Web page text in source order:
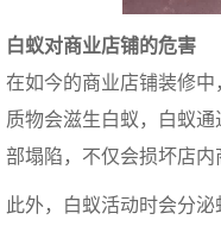
白蚁对商业店铺的危害
在如今的商业店铺装修
质物会滋生白蚁，白蚁
部塌陷，不仅会损坏店内
此外，白蚁活动时会分